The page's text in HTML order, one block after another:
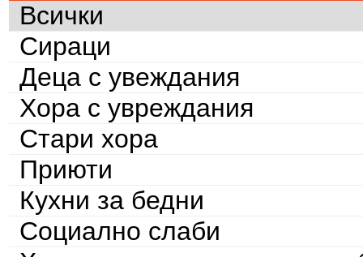
Всички
Сираци
Деца с увеждания
Хора с увреждания
Стари хора
Приюти
Кухни за бедни
Социално слаби